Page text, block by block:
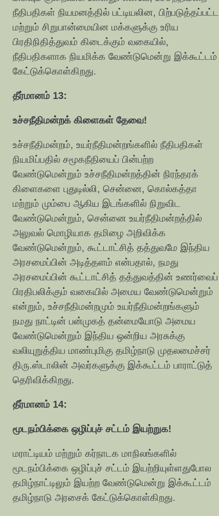
நீதிபதிகள் நியமனத்தில் பட்டியலின, பிற்படுத்தப்பட்ட
மற்றும் சிறுபான்மையின மக்களுக்கு உரிய
பிரதிநிதித்துவம் கிடைக்கும் வகையில்,
நீதிபதிகளாக நியமிக்க வேண்டுமென்று இக்கூட்டம்
கேட்டுக்கொள்கிறது.
தீர்மானம் 13:
உச்சநீதிமன்றக் கிளைகள் தேவை!
உச்சநீதிமன்றம், உயர்நீதிமன்றங்களில் நீதிபதிகள்
நியமிப்பதில் சமூகநீதியைப் பின்பற்ற
வேண்டுமென்றும் உச்சநீதிமன்றத்தின் நிரந்தரக்
கிளைகளை புதுடில்லி, சென்னை, கொல்கத்தா
மற்றும் மும்பை ஆகிய இடங்களில் நிறுவிட
வேண்டுமென்றும், சென்னை உயர்நீதிமன்றத்தில்
அலுவல் மொழியாக தமிழை அறிவிக்க
வேண்டுமென்றும், கூட்டாட்சித் தத்துவமே இந்திய
அரசமைப்பின் அடித்தளம் என்பதால், நமது
அரசமைப்பின் கூட்டாட்சித் தத்துவத்தின் உணர்வைப்
பிரதிபலிக்கும் வகையில் அமைய வேண்டுமென்றும்
என்றும், உச்சநீதிமன்றமும் உயர்நீதிமன்றங்களும்
நமது நாட்டின் பன்முகத் தன்மையோடு அமைய
வேண்டுமென்றும் இந்திய ஒன்றிய அரசுக்கு
வலியுறுத்திய மாண்புமிகு தமிழ்நாடு முதலமைச்சர்
திரு.ஸ்டாலின் அவர்களுக்கு இக்கூட்டம் பாராட்டுத்
தெரிவிக்கிறது.
தீர்மானம் 14:
மூடநம்பிக்கை ஒழிப்புச் சட்டம் இயற்றுக!
மராட்டியம் மற்றும் கர்நாடக மாநிலங்களில்
மூடநம்பிக்கை ஒழிப்புச் சட்டம் இயற்றியுள்ளதுபோல
தமிழ்நாட்டிலும் இயற்ற வேண்டுமென்று இக்கூட்டம்
தமிழ்நாடு அரசைக் கேட்டுக்கொள்கிறது.